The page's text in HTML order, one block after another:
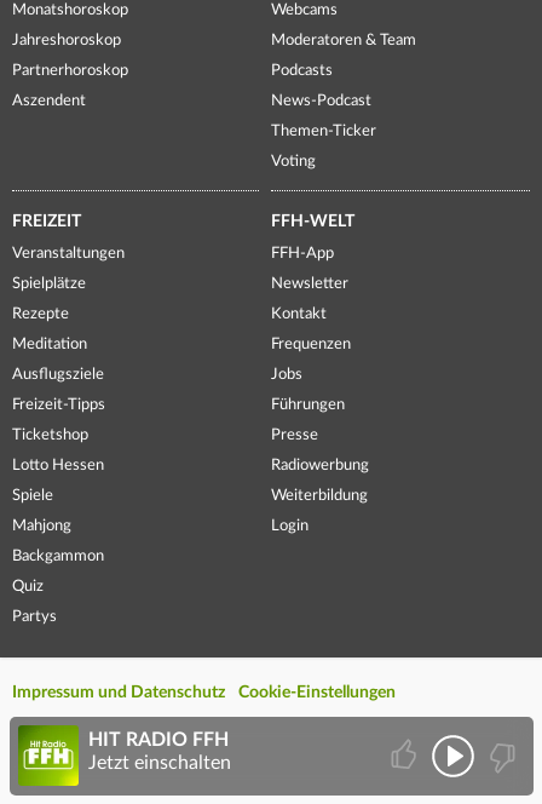
Monatshoroskop
Jahreshoroskop
Partnerhoroskop
Aszendent
Webcams
Moderatoren & Team
Podcasts
News-Podcast
Themen-Ticker
Voting
FREIZEIT
Veranstaltungen
Spielplätze
Rezepte
Meditation
Ausflugsziele
Freizeit-Tipps
Ticketshop
Lotto Hessen
Spiele
Mahjong
Backgammon
Quiz
Partys
FFH-WELT
FFH-App
Newsletter
Kontakt
Frequenzen
Jobs
Führungen
Presse
Radiowerbung
Weiterbildung
Login
Impressum und Datenschutz Cookie-Einstellungen
HIT RADIO FFH
Jetzt einschalten